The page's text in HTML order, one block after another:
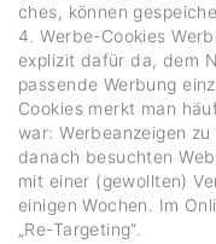
ches, können
4. Werbe-Cookies
explizit dafür da, dem
passende Werbung
Cookies merkt man
war: Werbe­an­zeigen
danach besuchten
mit einer (gewollten)
einigen Wochen. Im
„Re-Targe­ting“.